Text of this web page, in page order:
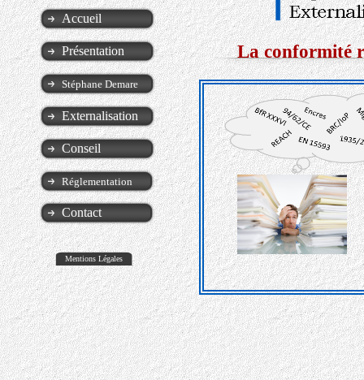
Accueil
Présentation La conformité
Stéphane Demare
Externalisation
Conseil
Réglementation
Contact
Mentions Légales